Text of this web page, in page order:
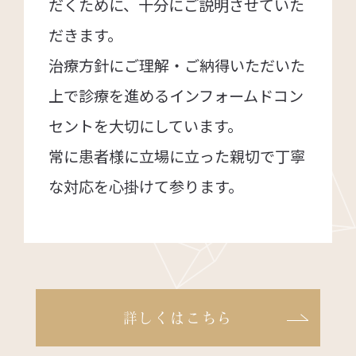
だくために、十分にご説明させていた
だきます。
治療方針にご理解・ご納得いただいた
上で診療を進めるインフォームドコン
セントを大切にしています。
常に患者様に立場に立った親切で丁寧
な対応を心掛けて参ります。
詳しくはこちら